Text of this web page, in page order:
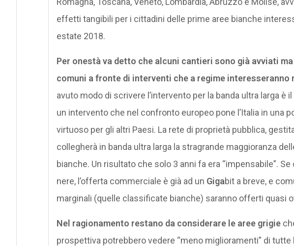
effetti tangibili per i cittadini delle prime aree bianche
estate 2018.
Per onestà va detto che alcuni cantieri sono già avviati
comuni a fronte di interventi che a regime interesseranno
avuto modo di scrivere l’intervento per la banda ultra larga è
un intervento che nel confronto europeo pone l’Italia in una
virtuoso per gli altri Paesi. La rete di proprietà pubblica,
collegherà in banda ultra larga la stragrande maggioranza
bianche. Un risultato che solo 3 anni fa era “impensabile”.
nere, l’offerta commerciale è già ad un Gigabit a breve, e
marginali (quelle classificate bianche) saranno offerti quasi
Nel ragionamento restano da considerare le aree grigie
prospettiva potrebbero vedere “meno miglioramenti” di tutte